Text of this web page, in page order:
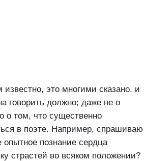
это многими сказано, и
говорить должно; даже не о
о том, что существенно
в поэте. Например, спрашиваю
опытное познание сердца
страстей во всяком положении?